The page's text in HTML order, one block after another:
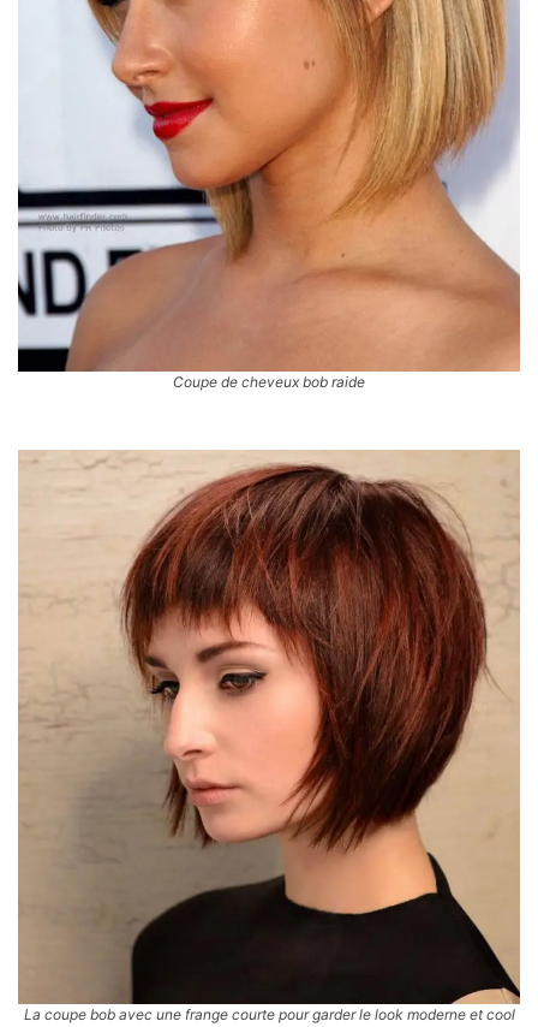
Coupe de cheveux bob raide
La coupe bob avec une frange courte pour garder le look moderne et cool